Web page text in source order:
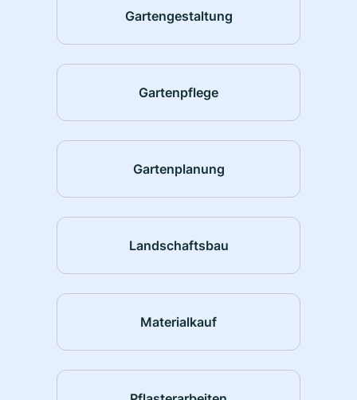
Gartengestaltung
Gartenpflege
Gartenplanung
Landschaftsbau
Materialkauf